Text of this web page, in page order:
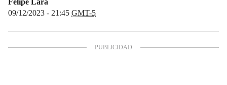
09/12/2023 - 21:45 GMT-5